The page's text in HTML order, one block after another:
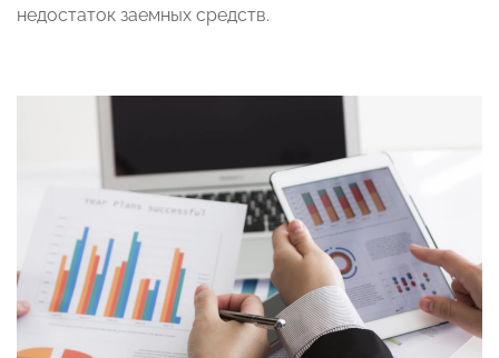
недостаток заемных средств.